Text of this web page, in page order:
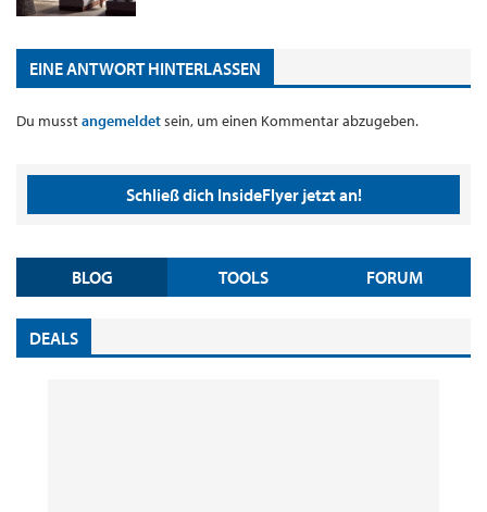
EINE ANTWORT HINTERLASSEN
Du musstangemeldetsein, um einen Kommentar abzugeben.
Schließ dich InsideFlyer jetzt an!
BLOG TOOLS FORUM
DEALS